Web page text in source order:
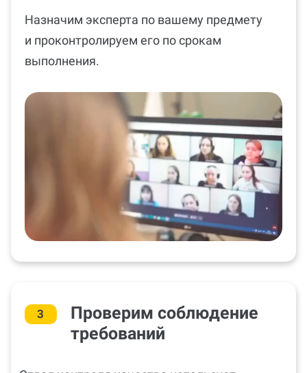
Назначим эксперта по вашему предмету
и проконтролируем его по срокам
выполнения.
3
Проверим соблюдение
требований